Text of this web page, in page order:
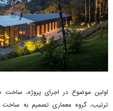
اولین موضوع در اجرای پروژه، ساخت
ترتیب، گروه معماری تصمیم به ساخت